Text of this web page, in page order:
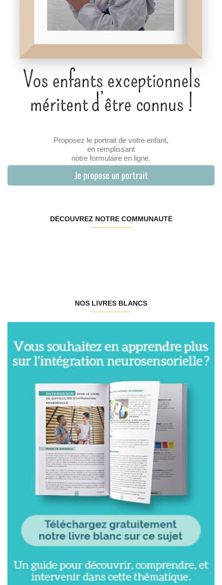
Proposez le portrait de votre enfant,
en remplissant
notre formulaire en ligne.
Je propose un portrait
DÉCOUVREZ NOTRE COMMUNAUTÉ
NOS LIVRES BLANCS